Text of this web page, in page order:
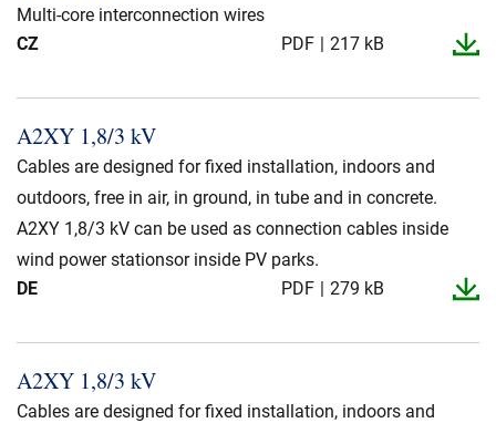
Multi-core interconnection wires
CZ
PDF 217 kB
A2XY 1,8/3 kV
Cables are designed for fixed installation, indoors and
outdoors, free in air, in ground, in tube and in concrete.
A2XY 1,8/3 kV can be used as connection cables inside
wind power stationsor inside PV parks.
DE
PDF 279 kB
A2XY 1,8/3 kV
Cables are designed for fixed installation, indoors and